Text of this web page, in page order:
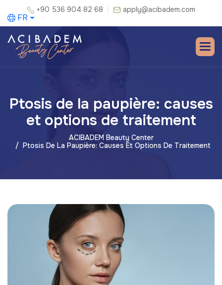
+90 536 904 82 68 apply@acibadem.com
FR
Ptosis de la paupière: causes
et options de traitement
ACIBADEM Beauty Center
Ptosis De La Paupière: Causes Et Options De Traitement